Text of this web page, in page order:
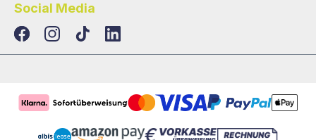
Social Media
TikTokLinkedIn